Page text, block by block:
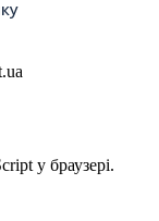
у браузері.